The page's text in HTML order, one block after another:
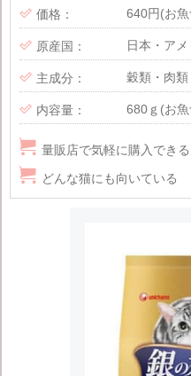
 価格： 640円(お
 原産国： 日本・ア
 主成分： 穀類・肉
 内容量： 680ｇ(お
 量販店で気軽に購入できる
 どんな猫にも向いている